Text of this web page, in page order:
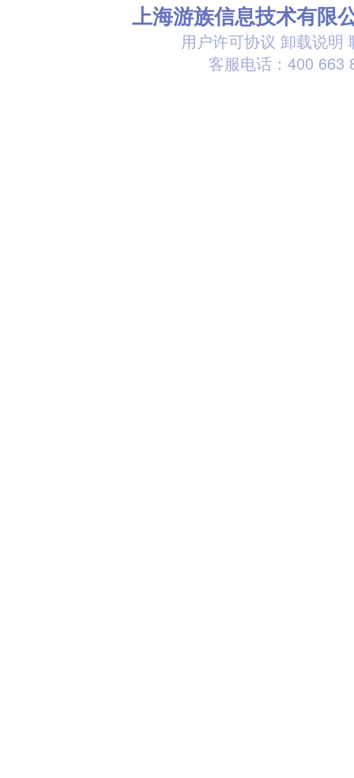
上海游族信息技术有限
用户许可协议 卸载说明
客服电话：400 663